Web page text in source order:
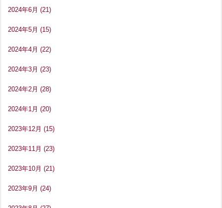
2024年6月 (21)
2024年5月 (15)
2024年4月 (22)
2024年3月 (23)
2024年2月 (28)
2024年1月 (20)
2023年12月 (15)
2023年11月 (23)
2023年10月 (21)
2023年9月 (24)